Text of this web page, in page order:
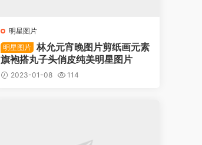
明星图片
明星图片 林允元宵晚图片剪纸画元素
旗袍搭丸子头俏皮纯美明星图片
2023-01-08 114